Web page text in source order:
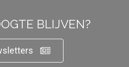
BLIJVEN?